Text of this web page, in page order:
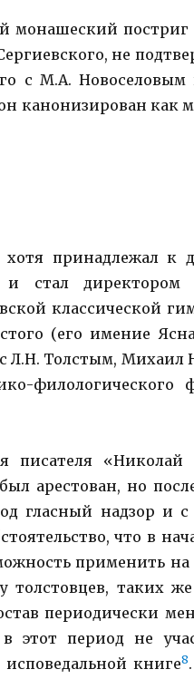
монашеский
не
с М.А. Новоселовым
канонизирован как
хотя принадлежал к
и стал директором
классической
(его имение
Л.Н. Толстым, Михаил
филологического
писателя «Николай
был арестован, но
гласный надзор и с
что в
применить на
толстовцев, таких
периодически
этот период не
книге8